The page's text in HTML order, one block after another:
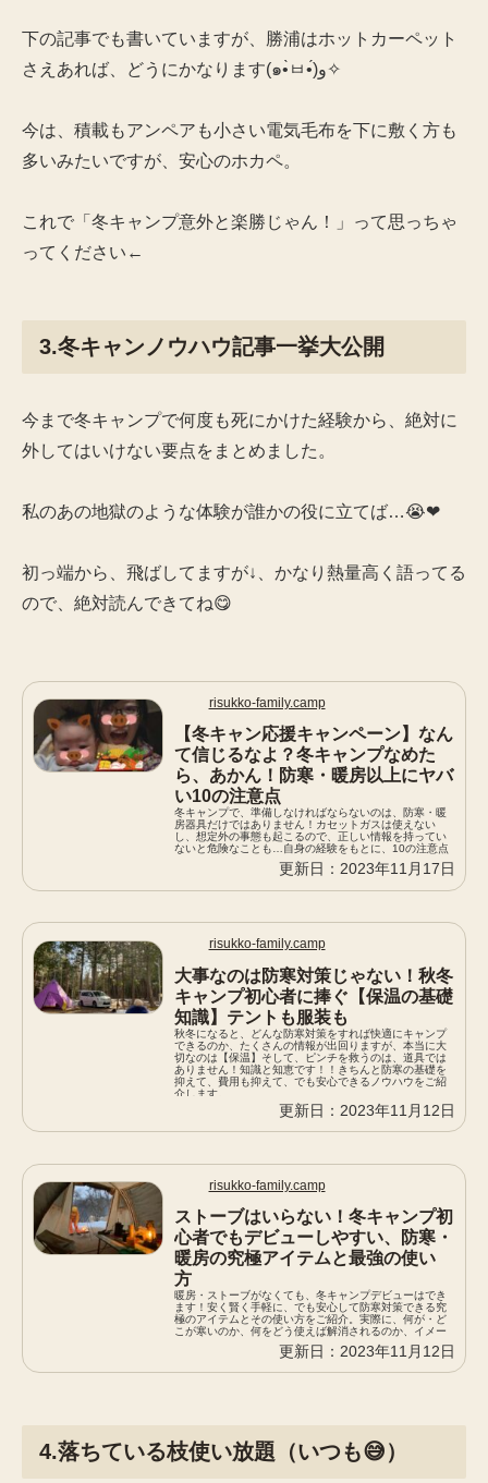
下の記事でも書いていますが、勝浦はホットカーペット
さえあれば、どうにかなります(๑•̀ㅂ•́)و✧
今は、積載もアンペアも小さい電気毛布を下に敷く方も
多いみたいですが、安心のホカペ。
これで「冬キャンプ意外と楽勝じゃん！」って思っちゃ
ってください←
3.冬キャンノウハウ記事一挙大公開
今まで冬キャンプで何度も死にかけた経験から、絶対に
外してはいけない要点をまとめました。
私のあの地獄のような体験が誰かの役に立てば…😭❤
初っ端から、飛ばしてますが↓、かなり熱量高く語ってる
ので、絶対読んできてね😋
【冬キャン応援キャンペーン】なん
て信じるなよ？冬キャンプなめた
ら、あかん！防寒・暖房以上にヤバ
い10の注意点
冬キャンプで、準備しなければならないのは、防寒・暖
房器具だけではありません！カセットガスは使えない
し、想定外の事態も起こるので、正しい情報を持ってい
ないと危険なことも…自身の経験をもとに、10の注意点
risukko-family.camp
2023年11月17日
大事なのは防寒対策じゃない！秋冬
キャンプ初心者に捧ぐ【保温の基礎
知識】テントも服装も
秋冬になると、どんな防寒対策をすれば快適にキャンプ
できるのか、たくさんの情報が出回りますが、本当に大
切なのは【保温】そして、ピンチを救うのは、道具では
ありません！知識と知恵です！！きちんと防寒の基礎を
抑えて、費用も抑えて、でも安心できるノウハウをご紹
介します。
risukko-family.camp
2023年11月12日
ストーブはいらない！冬キャンプ初
心者でもデビューしやすい、防寒・
暖房の究極アイテムと最強の使い
方
暖房・ストーブがなくても、冬キャンプデビューはでき
ます！安く賢く手軽に、でも安心して防寒対策できる究
極のアイテムとその使い方をご紹介。実際に、何が・ど
こが寒いのか、何をどう使えば解消されるのか、イメー
ジしてもらえるような解説を心がけます！！
risukko-family.camp
2023年11月12日
4.落ちている枝使い放題（いつも😅）